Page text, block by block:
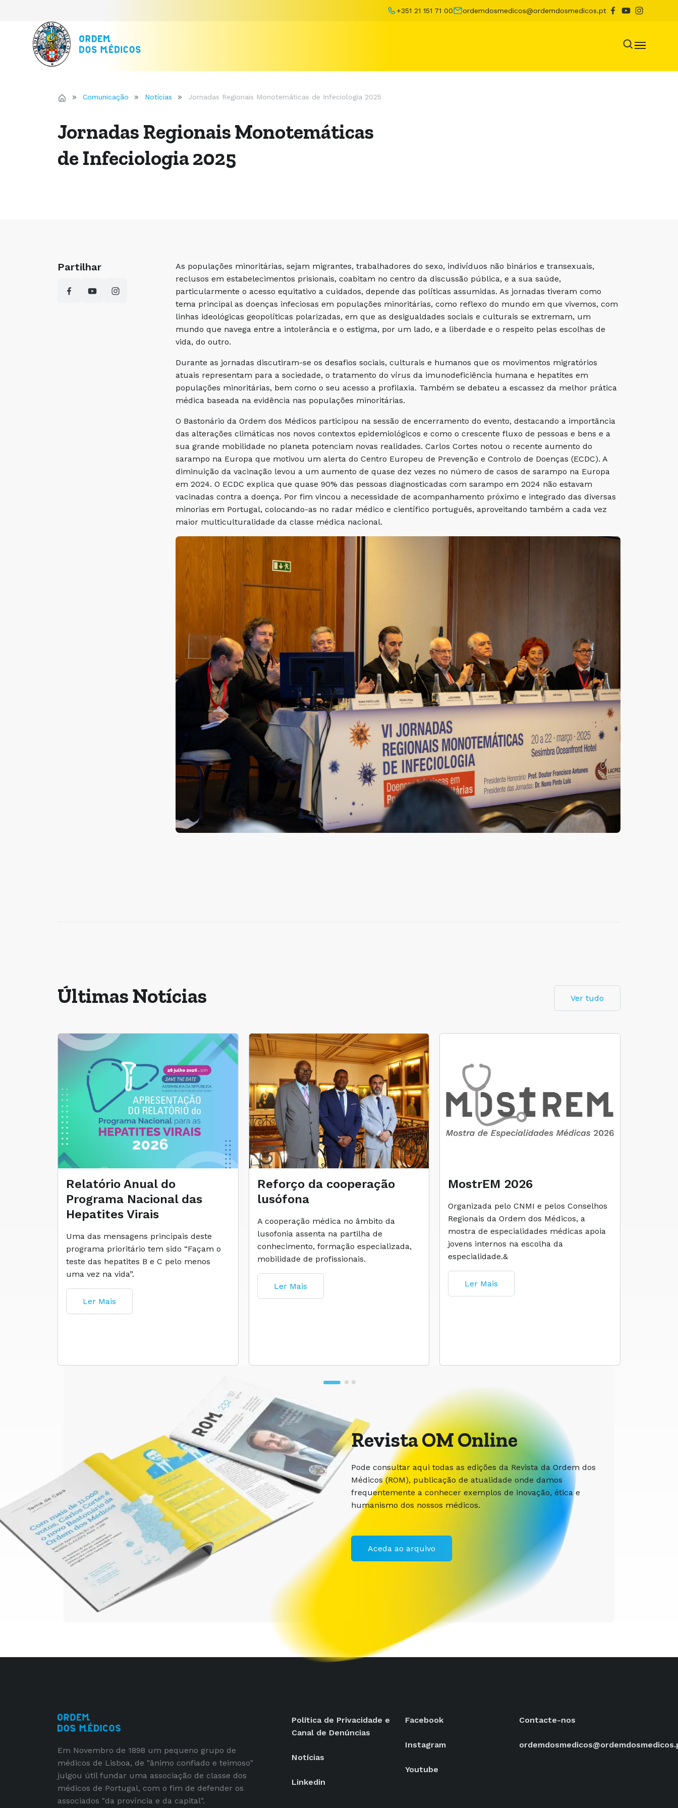
+351 21 151 71 00 ordemdosmedicos@ordemdosmedicos.pt
Comunicação Notícias Jornadas Regionais Monotemáticas de Infeciologia 2025
Jornadas Regionais Monotemáticas
de Infeciologia 2025
Partilhar
As populações minoritárias, sejam migrantes, trabalhadores do sexo, indivíduos não binários e transexuais,
reclusos em estabelecimentos prisionais, coabitam no centro da discussão pública, e a sua saúde,
particularmente o acesso equitativo a cuidados, depende das políticas assumidas. As jornadas tiveram como
tema principal as doenças infeciosas em populações minoritárias, como reflexo do mundo em que vivemos, com
linhas ideológicas geopolíticas polarizadas, em que as desigualdades sociais e culturais se extremam, um
mundo que navega entre a intolerância e o estigma, por um lado, e a liberdade e o respeito pelas escolhas de
vida, do outro.
Durante as jornadas discutiram-se os desafios sociais, culturais e humanos que os movimentos migratórios
atuais representam para a sociedade, o tratamento do vírus da imunodeficiência humana e hepatites em
populações minoritárias, bem como o seu acesso a profilaxia. Também se debateu a escassez da melhor prática
médica baseada na evidência nas populações minoritárias.
O Bastonário da Ordem dos Médicos participou na sessão de encerramento do evento, destacando a importância
das alterações climáticas nos novos contextos epidemiológicos e como o crescente fluxo de pessoas e bens e a
sua grande mobilidade no planeta potenciam novas realidades. Carlos Cortes notou o recente aumento do
sarampo na Europa que motivou um alerta do Centro Europeu de Prevenção e Controlo de Doenças (ECDC). A
diminuição da vacinação levou a um aumento de quase dez vezes no número de casos de sarampo na Europa
em 2024. O ECDC explica que quase 90% das pessoas diagnosticadas com sarampo em 2024 não estavam
vacinadas contra a doença. Por fim vincou a necessidade de acompanhamento próximo e integrado das diversas
minorias em Portugal, colocando-as no radar médico e científico português, aproveitando também a cada vez
maior multiculturalidade da classe médica nacional.
Últimas Notícias Ver tudo
Relatório Anual do
Programa Nacional das
Hepatites Virais
Uma das mensagens principais deste
programa prioritário tem sido “Façam o
teste das hepatites B e C pelo menos
uma vez na vida”.
Ler Mais
Reforço da cooperação
lusófona
A cooperação médica no âmbito da
lusofonia assenta na partilha de
conhecimento, formação especializada,
mobilidade de profissionais.
Ler Mais
MostrEM 2026
Organizada pelo CNMI e pelos Conselhos
Regionais da Ordem dos Médicos, a
mostra de especialidades médicas apoia
jovens internos na escolha da
especialidade.&
Ler Mais
Revista OM Online
Pode consultar aqui todas as edições da Revista da Ordem dos
Médicos (ROM), publicação de atualidade onde damos
frequentemente a conhecer exemplos de inovação, ética e
humanismo dos nossos médicos.
Aceda ao arquivo
Em Novembro de 1898 um pequeno grupo de
médicos de Lisboa, de "ânimo confiado e teimoso"
julgou útil fundar uma associação de classe dos
médicos de Portugal, com o fim de defender os
associados "da província e da capital".
Política de Privacidade e
Canal de Denúncias
Notícias
Linkedin
Facebook
Instagram
Youtube
Contacte-nos